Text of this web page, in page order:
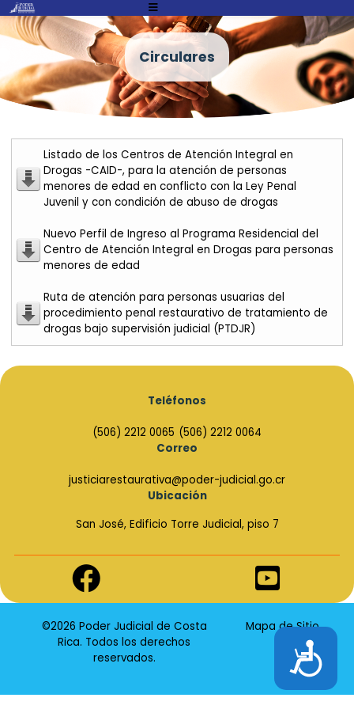
Atención:
Este
sitio
cuenta
con
un
de
accesibilidad.
Accesibilidad
Circulares
Listado de los Centros de Atención Integral en
Drogas -CAID-, para la atención de personas
menores de edad en conflicto con la Ley Penal
Juvenil y con condición de abuso de drogas
Nuevo Perfil de Ingreso al Programa Residencial del
Centro de Atención Integral en Drogas para personas
menores de edad
Ruta de atención para personas usuarias del
procedimiento penal restaurativo de tratamiento de
drogas bajo supervisión judicial (PTDJR)
Teléfonos
(506) 2212 0065 (506) 2212 0064
Correo
justiciarestaurativa@poder-judicial.go.cr
Ubicación
San José, Edificio Torre Judicial, piso 7
Enlace
de
Facebook
Youtube
©2026 Poder Judicial de Costa
Rica. Todos los derechos
reservados.
Mapa de Sitio